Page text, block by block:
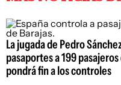
La jugada de Pedro
pasaportes a 199
pondrá fin a los controles